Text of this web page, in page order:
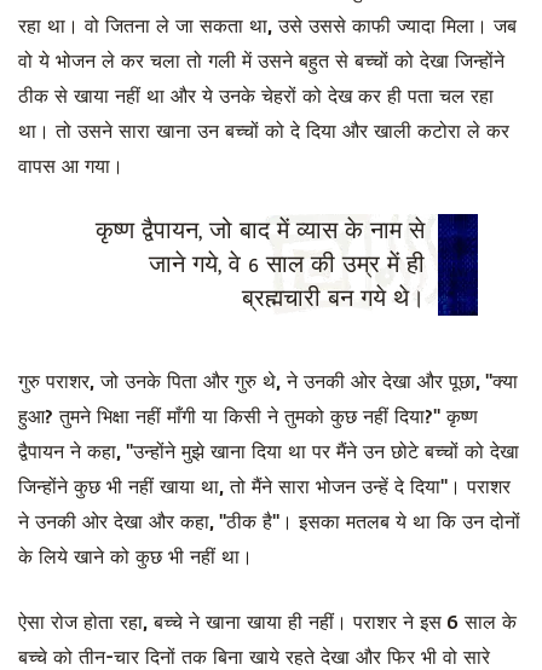
रहा था। वो जितना ले जा सकता था, उसे उससे काफी ज्यादा मिला। जब
वो ये भोजन ले कर चला तो गली में उसने बहुत से बच्चों को देखा जिन्होंने
ठीक से खाया नहीं था और ये उनके चेहरों को देख कर ही पता चल रहा
था। तो उसने सारा खाना उन बच्चों को दे दिया और खाली कटोरा ले कर
वापस आ गया।
कृष्ण द्वैपायन, जो बाद में व्यास के नाम से
जाने गये, वे 6 साल की उम्र में ही
ब्रह्मचारी बन गये थे।
गुरु पराशर, जो उनके पिता और गुरु थे, ने उनकी ओर देखा और पूछा, "क्या
हुआ? तुमने भिक्षा नहीं माँगी या किसी ने तुमको कुछ नहीं दिया?" कृष्ण
द्वैपायन ने कहा, "उन्होंने मुझे खाना दिया था पर मैंने उन छोटे बच्चों को देखा
जिन्होंने कुछ भी नहीं खाया था, तो मैंने सारा भोजन उन्हें दे दिया"। पराशर
ने उनकी ओर देखा और कहा, "ठीक है"। इसका मतलब ये था कि उन दोनों
के लिये खाने को कुछ भी नहीं था।
ऐसा रोज होता रहा, बच्चे ने खाना खाया ही नहीं। पराशर ने इस 6 साल के
बच्चे को तीन-चार दिनों तक बिना खाये रहते देखा और फिर भी वो सारे